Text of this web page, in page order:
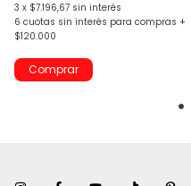
3 x $7.196,67 sin interés
Comprar